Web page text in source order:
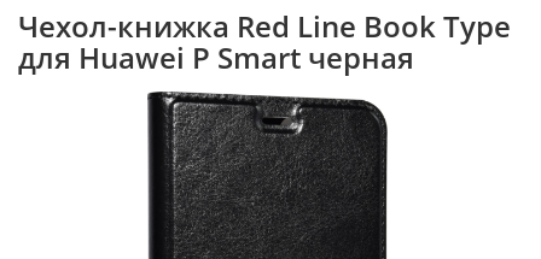
Чехол-книжка Red Line Book Type
для Huawei P Smart черная